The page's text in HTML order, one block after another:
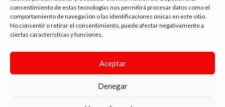
consentimiento de estas tecnologías nos permitirá procesar datos como el
comportamiento de navegación o las identificaciones únicas en este sitio.
No consentir o retirar el consentimiento, puede afectar negativamente a
ciertas características y funciones.
Aceptar
Denegar
tienda vapeo málaga